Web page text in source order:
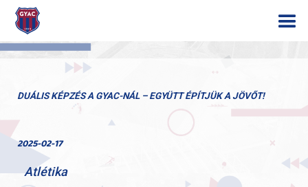
DUÁLIS KÉPZÉS A GYAC-NÁL – EGYÜTT ÉPÍTJÜK A JÖVŐT!
2025-02-17
Atlétika